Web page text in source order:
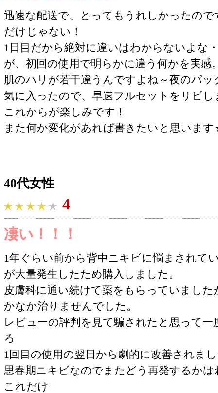
迅速な配送で、とってもうれしかったの
だけじゃない！
1日目だから絶対に違いはわからないよな
が、初回の使用で明らかに違う何かを実感
肌のハリが若干違うんですよね～夜のパッ
気に入ったので、早速フルセットをリピし
これからが楽しみです！
また何か変化があれば書きたいと思いま
40代女性
4
凄い！！！
1年ぐらい前から背中ニキビに悩まされて
が大量発生したため購入しました。
皮膚科に通い続けて薬をもらっていまし
かなか治りませんでした。
レビューの評判を見て騙されたと思って
ろ
1回目の使用の翌日から劇的に改善されま
思春期ニキビなのでまたどう再発するか
これだけ